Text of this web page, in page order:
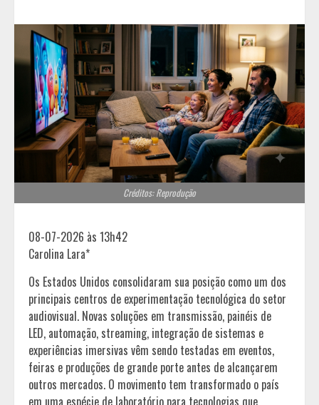
Créditos: Reprodução
08-07-2026 às 13h42
Carolina Lara*
Os Estados Unidos consolidaram sua posição como um dos
principais centros de experimentação tecnológica do setor
audiovisual. Novas soluções em transmissão, painéis de
LED, automação, streaming, integração de sistemas e
experiências imersivas vêm sendo testadas em eventos,
feiras e produções de grande porte antes de alcançarem
outros mercados. O movimento tem transformado o país